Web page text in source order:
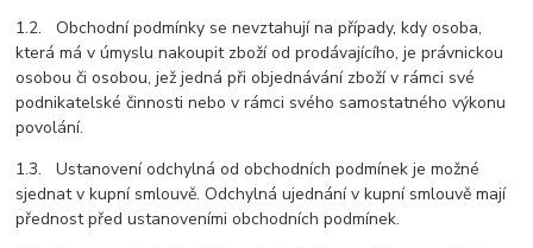
1.2. Obchodní podmínky se nevztahují na případy, kdy osoba,
která má v úmyslu nakoupit zboží od prodávajícího, je právnickou
osobou či osobou, jež jedná při objednávání zboží v rámci své
podnikatelské činnosti nebo v rámci svého samostatného výkonu
povolání.
1.3. Ustanovení odchylná od obchodních podmínek je možné
sjednat v kupní smlouvě. Odchylná ujednání v kupní smlouvě mají
přednost před ustanoveními obchodních podmínek.